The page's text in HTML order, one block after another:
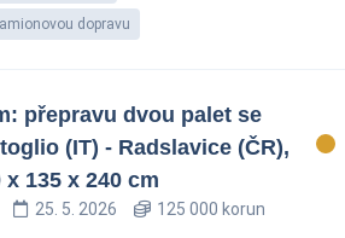
dopravu
přepravu dvou palet se
(IT) - Radslavice (ČR),
x 135 x 240 cm
25. 5. 2026 125 000 korun